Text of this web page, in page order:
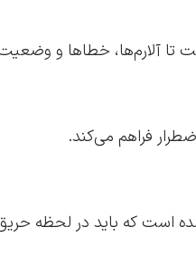
تا آلارم‌ها، خطاها و
فراهم می‌کند.
که باید در لحظه